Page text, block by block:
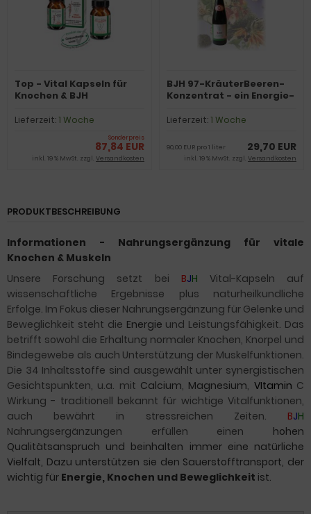
Top - Vital Kapseln für
Knochen & BJH
Bakterien
Lieferzeit:1 Woche
Sonderpreis
87,84 EUR
inkl. 19 % MwSt. zzgl. Versandkosten
BJH 97-KräuterBeeren-
Konzentrat - ein Energie-
Lieferzeit:1 Woche
29,70 EUR
90,00 EUR pro 1 liter
inkl. 19 % MwSt. zzgl. Versandkosten
PRODUKTBESCHREIBUNG
Informationen - Nahrungsergänzung für vitale
Knochen & Muskeln
Unsere Forschung setzt bei BJH
Vital-Kapseln auf
wissenschaftliche Ergebnisse plus naturheilkundliche
Erfolge. Im Fokus dieser Nahrungsergänzung für Gelenke und
Beweglichkeit steht die Energie und Leistungsfähigkeit. Das
betrifft sowohl die Erhaltung normaler Knochen, Knorpel und
Bindegewebe als auch Unterstützung der Muskelfunktionen.
Die 34 Inhaltsstoffe sind ausgewählt unter synergistischen
Gesichtspunkten, u.a. mit Calcium, Magnesium, VItamin C
Wirkung - traditionell bekannt für wichtige Vitalfunktionen,
auch bewährt in stressreichen Zeiten. BJH
Nahrungsergänzungen erfüllen einen
hohen
Qualitätsanspruch und beinhalten immer eine natürliche
Vielfalt, Dazu unterstützen sie den Sauerstofftransport, der
wichtig für Energie, Knochen und Beweglichkeit ist.